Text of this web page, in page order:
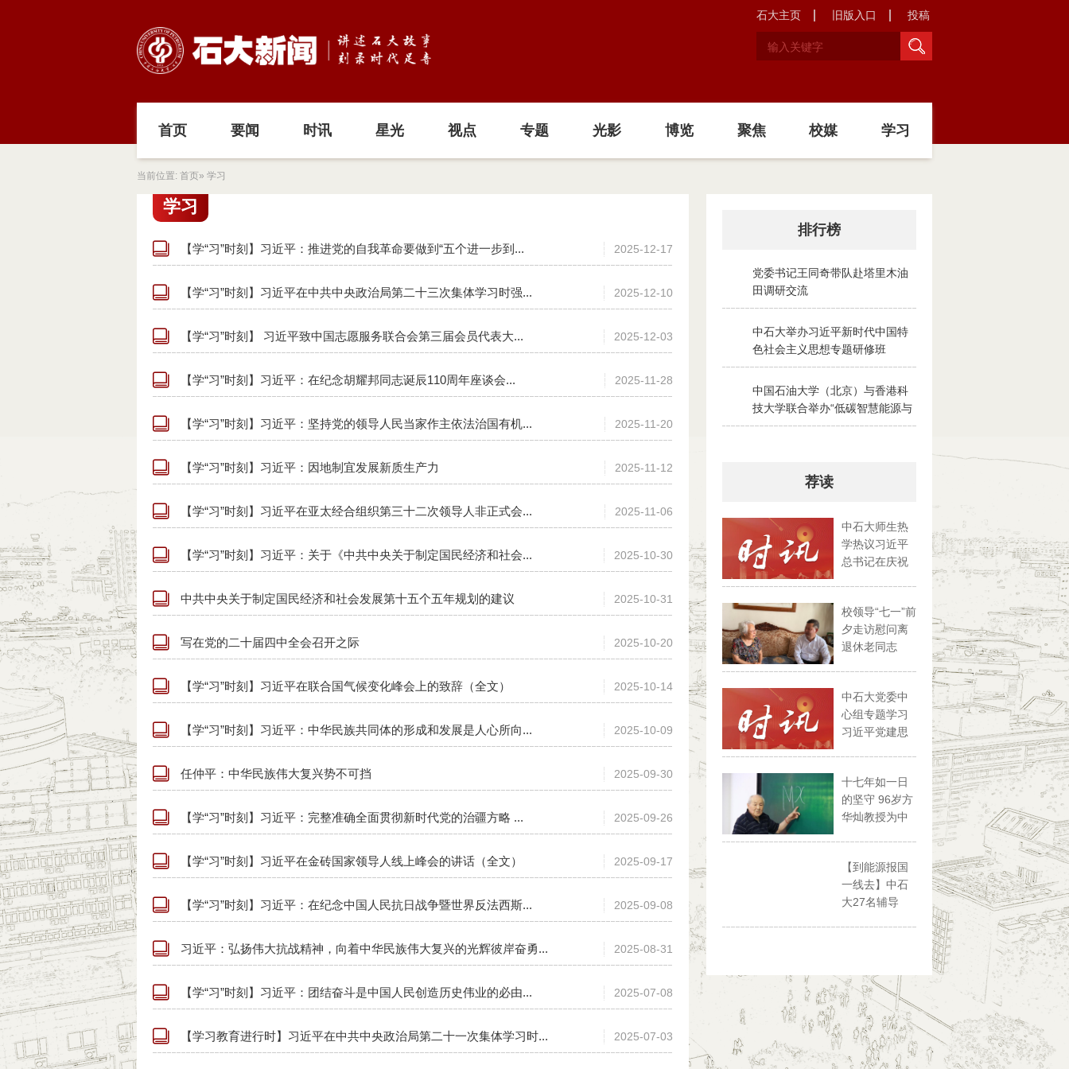
石大主页 旧版入口 投稿
首页 要闻 时讯 星光 视点 专题 光影 博览 聚焦 校媒 学习
当前位置: 首页» 学习
学习
2025-12-17
【学“习”时刻】习近平：推进党的自我革命要做到“五个进一步到...
2025-12-10
【学“习”时刻】习近平在中共中央政治局第二十三次集体学习时强...
2025-12-03
【学“习”时刻】 习近平致中国志愿服务联合会第三届会员代表大...
2025-11-28
【学“习”时刻】习近平：在纪念胡耀邦同志诞辰110周年座谈会...
2025-11-20
【学“习”时刻】习近平：坚持党的领导人民当家作主依法治国有机...
2025-11-12
【学“习”时刻】习近平：因地制宜发展新质生产力
2025-11-06
【学“习”时刻】习近平在亚太经合组织第三十二次领导人非正式会...
2025-10-30
【学“习”时刻】习近平：关于《中共中央关于制定国民经济和社会...
2025-10-31
中共中央关于制定国民经济和社会发展第十五个五年规划的建议
2025-10-20
写在党的二十届四中全会召开之际
2025-10-14
【学“习”时刻】习近平在联合国气候变化峰会上的致辞（全文）
2025-10-09
【学“习”时刻】习近平：中华民族共同体的形成和发展是人心所向...
2025-09-30
任仲平：中华民族伟大复兴势不可挡
2025-09-26
【学“习”时刻】习近平：完整准确全面贯彻新时代党的治疆方略 ...
2025-09-17
【学“习”时刻】习近平在金砖国家领导人线上峰会的讲话（全文）
2025-09-08
【学“习”时刻】习近平：在纪念中国人民抗日战争暨世界反法西斯...
2025-08-31
习近平：弘扬伟大抗战精神，向着中华民族伟大复兴的光辉彼岸奋勇...
2025-07-08
【学“习”时刻】习近平：团结奋斗是中国人民创造历史伟业的必由...
2025-07-03
【学习教育进行时】习近平在中共中央政治局第二十一次集体学习时...
排行榜
党委书记王同奇带队赴塔里木油
田调研交流
2026-08-02
中石大举办习近平新时代中国特
色社会主义思想专题研修班
2026-07-28
中国石油大学（北京）与香港科
技大学联合举办“低碳智慧能源与
绿色碳循环”京港夏令营
荐读
中石大师生热
学热议习近平
总书记在庆祝
校领导“七一”前
夕走访慰问离
退休老同志
中石大党委中
心组专题学习
习近平党建思
十七年如一日
的坚守 96岁方
华灿教授为中
【到能源报国
一线去】中石
大27名辅导